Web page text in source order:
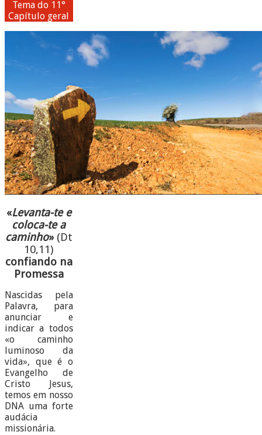
Tema do 11°
Capítulo geral
«Levanta-te e
coloca-te a
caminho»(Dt
10,11)
confiando na
Promessa
Nascidas pela
Palavra, para
anunciar e
indicar a todos
«o caminho
luminoso da
vida», que é o
Evangelho de
Cristo Jesus,
temos em nosso
DNA uma forte
audácia
missionária.